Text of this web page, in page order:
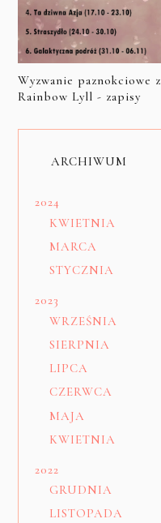
Wyzwanie paznokciowe z
Rainbow Lyll - zapisy
ARCHIWUM
2024
KWIETNIA
MARCA
STYCZNIA
2023
WRZEŚNIA
SIERPNIA
LIPCA
CZERWCA
MAJA
KWIETNIA
2022
GRUDNIA
LISTOPADA